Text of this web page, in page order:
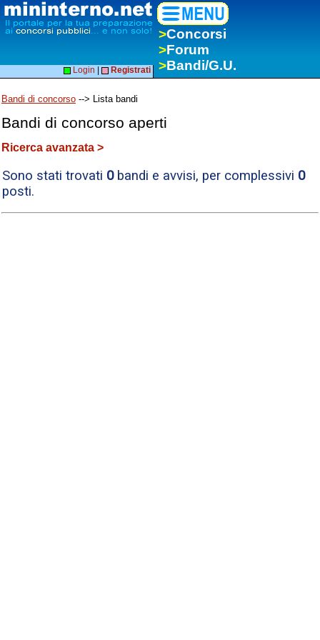
>Concorsi
>Forum
>Bandi/G.U.
Login Registrati
Bandi di concorso --> Lista bandi
Bandi di concorso aperti
Ricerca avanzata >
Sono stati trovati 0bandi e avvisi, per complessivi 0
posti.